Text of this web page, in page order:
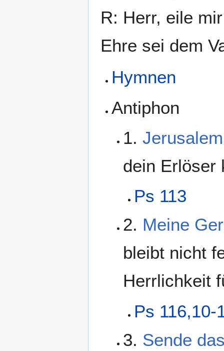
R: Herr, eile
Ehre sei dem
Hymnen
Antiphon
1.
dein Erlöser
Ps 113
2. Meine
bleibt nicht
Herrlichkeit
Ps 116,10-
3. Sende